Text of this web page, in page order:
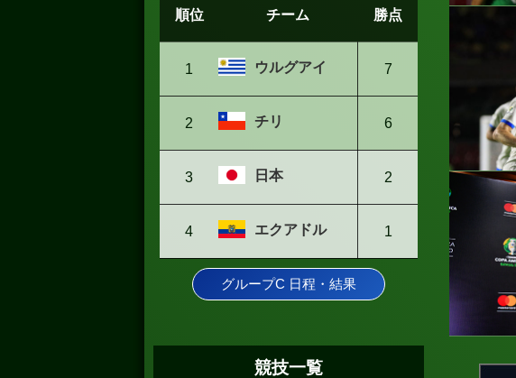
順位 チーム 勝点
1 ウルグアイ 7
2 チリ 6
3 日本 2
4 エクアドル 1
グループC 日程・結果
競技一覧